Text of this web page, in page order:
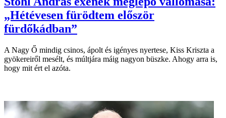
„Hétévesen fürödtem először
fürdőkádban”
A Nagy Ő mindig csinos, ápolt és igényes nyertese, Kiss Kriszta a
gyökereiről mesélt, és múltjára máig nagyon büszke. Ahogy arra is,
hogy mit ért el azóta.